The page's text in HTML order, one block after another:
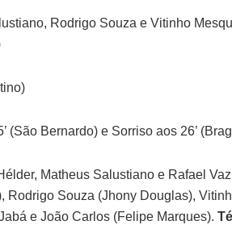
Rodrigo Souza e Vitinho
(São Bernardo) e Sorriso aos 26’
Matheus Salustiano e Rafael
Rodrigo Souza (Jhony Douglas),
e João Carlos (Felipe Marques).